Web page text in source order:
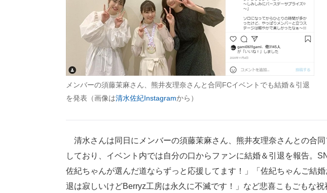
メンバーの須藤茉麻さん、熊井友理奈さんと合同FCイベントでも結婚＆引退
を発表（画像は清水佐紀Instagramから）
清水さんは同日にメンバーの須藤茉麻さん、熊井友理奈さんとの合
しており、イベント内では自分の口からファンに結婚＆引退を報告。
佐紀ちゃんが選んだ道ならずっと応援してます！」「佐紀ちゃんご結
退は寂しいけどBerryz工房は永久に不滅です！」など悲喜こもごもな祝